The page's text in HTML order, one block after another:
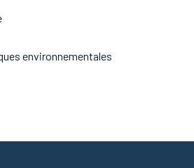
environnementales